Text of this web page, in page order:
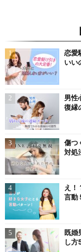
恋愛
いい
男性
復縁
傷つ
対処
え！
言動
既婚
し方